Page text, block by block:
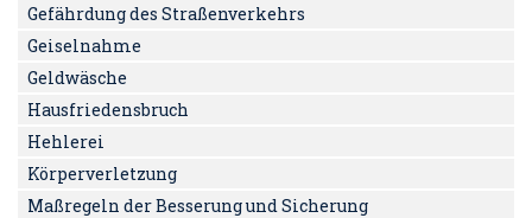
Gefährdung des Straßenverkehrs
Geiselnahme
Geldwäsche
Hausfriedensbruch
Hehlerei
Körperverletzung
Maßregeln der Besserung und Sicherung